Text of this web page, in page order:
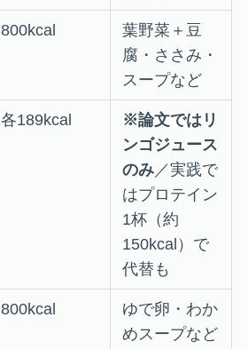
800kcal
葉野菜＋豆
腐・ささみ・
スープなど
各189kcal
※論文ではリ
ンゴジュース
のみ／実践で
はプロテイン
1杯（約
150kcal）で
代替も
800kcal
ゆで卵・わか
めスープなど